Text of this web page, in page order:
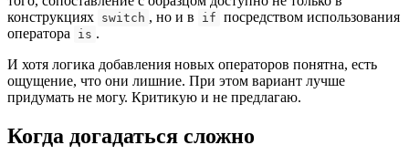
конструкциях switch , но и в if посредством использования
оператора is .
И хотя логика добавления новых операторов понятна, есть
ощущение, что они лишние. При этом вариант лучше
придумать не могу. Критикую и не предлагаю.
Когда догадаться сложно